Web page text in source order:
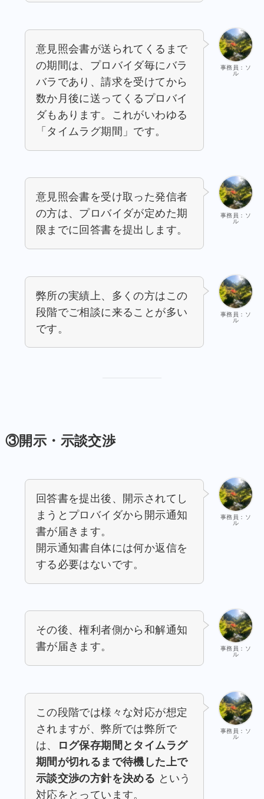
事務員：ソ
ル
意見照会書が送られてくるまで
の期間は、プロバイダ毎にバラ
バラであり、請求を受けてから
数か月後に送ってくるプロバイ
ダもあります。これがいわゆる
「タイムラグ期間」です。
事務員：ソ
ル
意見照会書を受け取った発信者
の方は、プロバイダが定めた期
限までに回答書を提出します。
事務員：ソ
ル
弊所の実績上、多くの方はこの
段階でご相談に来ることが多い
です。
③開示・示談交渉
事務員：ソ
ル
回答書を提出後、開示されてし
まうとプロバイダから開示通知
書が届きます。
開示通知書自体には何か返信を
する必要はないです。
事務員：ソ
ル
その後、権利者側から和解通知
書が届きます。
事務員：ソ
ル
この段階では様々な対応が想定
されますが、弊所では弊所で
は、
ログ保存期間とタイムラグ
期間が切れるまで待機した上で
示談交渉の方針を決める という
対応をとっています。